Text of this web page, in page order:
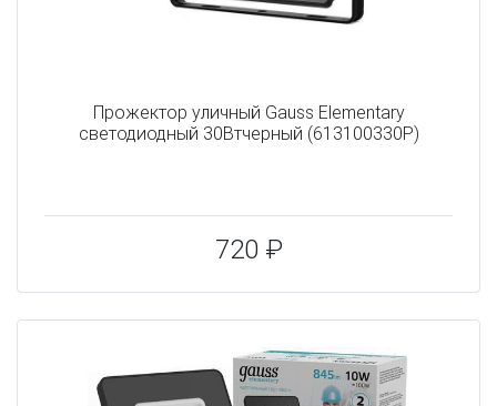
Прожектор уличный Gauss Elementary
светодиодный 30Втчерный (613100330P)
720 ₽